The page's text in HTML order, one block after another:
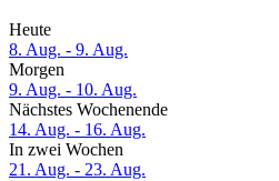
Heute
8. Aug. - 9. Aug.
Morgen
9. Aug. - 10. Aug.
Nächstes Wochenende
14. Aug. - 16. Aug.
In zwei Wochen
21. Aug. - 23. Aug.